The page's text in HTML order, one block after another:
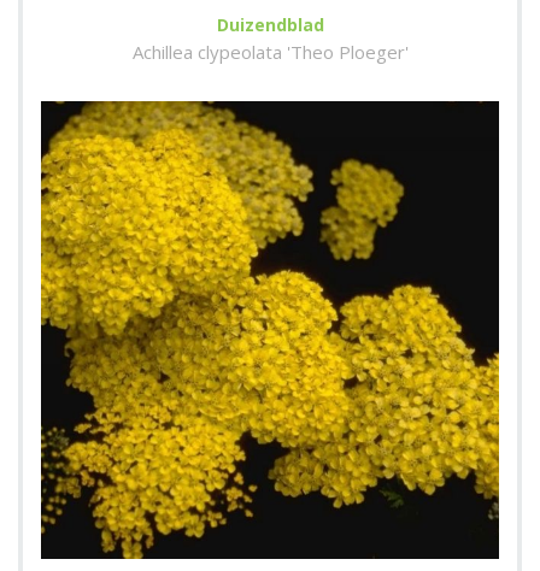
Duizendblad
Achillea clypeolata 'Theo Ploeger'